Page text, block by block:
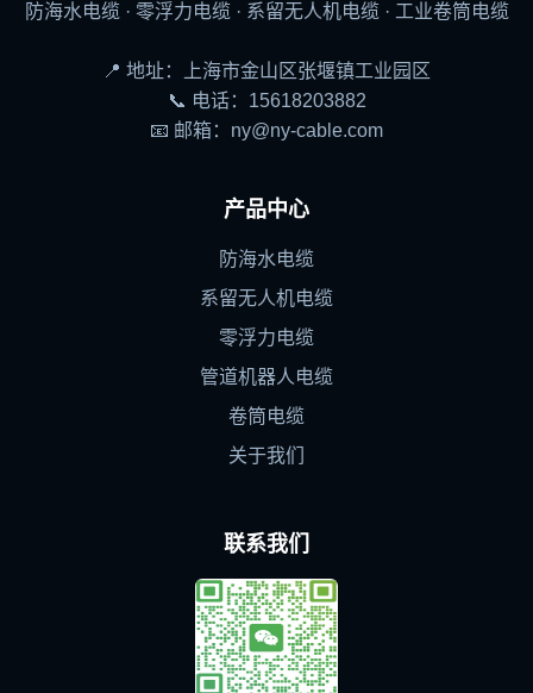
防海水电缆 · 零浮力电缆 · 系留无人机电缆 · 工业卷筒电缆
📍 地址：上海市金山区张堰镇工业园区
📞 电话：15618203882
📧 邮箱：ny@ny-cable.com
产品中心
防海水电缆
系留无人机电缆
零浮力电缆
管道机器人电缆
卷筒电缆
关于我们
联系我们